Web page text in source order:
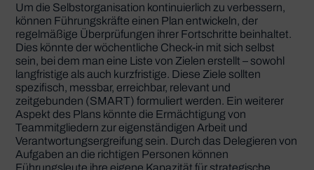
Um die Selbstorganisation kontinuierlich zu verbessern,
können Führungskräfte einen Plan entwickeln, der
regelmäßige Überprüfungen ihrer Fortschritte beinhaltet.
Dies könnte der wöchentliche Check-in mit sich selbst
sein, bei dem man eine Liste von Zielen erstellt – sowohl
langfristige als auch kurzfristige. Diese Ziele sollten
spezifisch, messbar, erreichbar, relevant und
zeitgebunden (SMART) formuliert werden. Ein weiterer
Aspekt des Plans könnte die Ermächtigung von
Teammitgliedern zur eigenständigen Arbeit und
Verantwortungsergreifung sein. Durch das Delegieren von
Aufgaben an die richtigen Personen können
Führungsleute ihre eigene Kapazität für strategische